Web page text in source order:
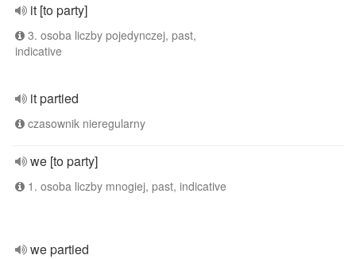
it [to party]
3. osoba liczby pojedynczej, past,
indicative
it partied
czasownik nieregularny
we [to party]
1. osoba liczby mnogiej, past, indicative
we partied